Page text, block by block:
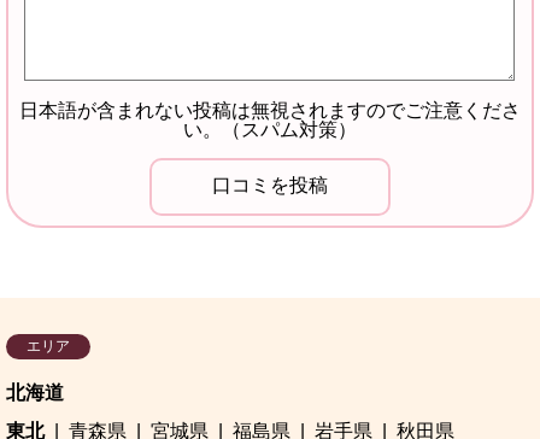
日本語が含まれない投稿は無視されますのでご注意くださ
い。（スパム対策）
エリア
北海道
東北
青森県 宮城県 福島県 岩手県
秋田県